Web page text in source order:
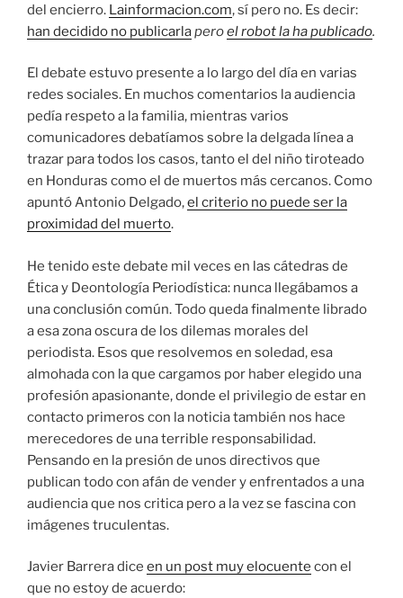
del encierro. Lainformacion.com, sí pero no. Es decir:
han decidido no publicarlaperoel robot la ha publicado.
El debate estuvo presente a lo largo del día en varias
redes sociales. En muchos comentarios la audiencia
pedía respeto a la familia, mientras varios
comunicadores debatíamos sobre la delgada línea a
trazar para todos los casos, tanto el del niño tiroteado
en Honduras como el de muertos más cercanos. Como
apuntó Antonio Delgado,el criterio no puede ser la
proximidad del muerto.
He tenido este debate mil veces en las cátedras de
Ética y Deontología Periodística: nunca llegábamos a
una conclusión común. Todo queda finalmente librado
a esa zona oscura de los dilemas morales del
periodista. Esos que resolvemos en soledad, esa
almohada con la que cargamos por haber elegido una
profesión apasionante, donde el privilegio de estar en
contacto primeros con la noticia también nos hace
merecedores de una terrible responsabilidad.
Pensando en la presión de unos directivos que
publican todo con afán de vender y enfrentados a una
audiencia que nos critica pero a la vez se fascina con
imágenes truculentas.
Javier Barrera dice en un post muy elocuente con el
que no estoy de acuerdo: